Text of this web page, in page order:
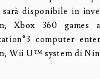
disponibile in
Xbox 360 games
computer
Wii U™ system di